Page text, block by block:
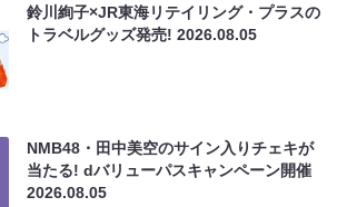
鈴川絢子×JR東海リテイリング・プラスの
トラベルグッズ発売!2026.08.05
NMB48・田中美空のサイン入りチェキが
当たる! dバリューパスキャンペーン開催
2026.08.05